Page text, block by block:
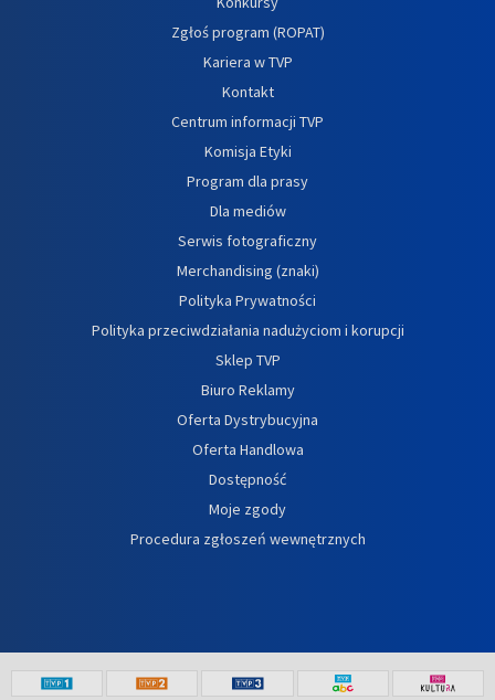
Zgłoś program (ROPAT)
Kariera w TVP
Kontakt
Centrum informacji TVP
Komisja Etyki
Program dla prasy
Dla mediów
Serwis fotograficzny
Merchandising (znaki)
Polityka Prywatności
Polityka przeciwdziałania nadużyciom i korupcji
Sklep TVP
Biuro Reklamy
Oferta Dystrybucyjna
Oferta Handlowa
Dostępność
Moje zgody
Procedura zgłoszeń wewnętrznych